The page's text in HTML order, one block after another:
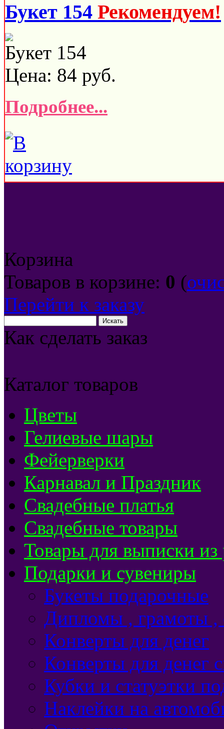
Букет 154 Рекомендуем!
Букет 154
Цена: 84 руб.
Подробнее...
Корзина
Товаров в корзине: 0 (
Перейти к заказу
Как сделать заказ
Каталог товаров
Цветы
Гелиевые шары
Фейерверки
Карнавал и Праздник
Свадебные платья
Свадебные товары
Товары для выписки из
Подарки и сувениры
Букеты подарочные
Дипломы , грамоты ,
Конверты для денег
Конверты для денег
Кубки и статуэтки
Наклейки на